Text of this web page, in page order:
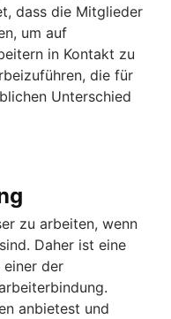
dass die Mitglieder
um auf
in Kontakt zu
die für
Unterschied
zu arbeiten, wenn
Daher ist eine
der
anbietest und